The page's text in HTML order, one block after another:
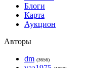
Блоги
Карта
Аукцион
Авторы
dm (3656)